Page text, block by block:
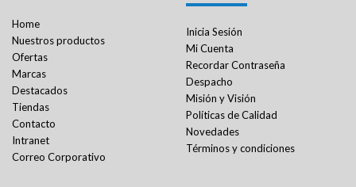
Home
Nuestros productos
Ofertas
Marcas
Destacados
Tiendas
Contacto
Intranet
Correo Corporativo
Inicia Sesión
Mi Cuenta
Recordar Contraseña
Despacho
Misión y Visión
Políticas de Calidad
Novedades
Términos y condiciones